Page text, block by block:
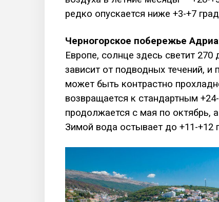
редко опускается ниже +3-+7
Черногорское побережье
Европе, солнце здесь светит
зависит от подводных течений,
может быть контрастно
возвращается к стандартным
продолжается с мая по
Зимой вода остывает до +11-+12